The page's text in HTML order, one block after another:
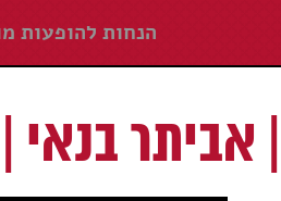
הנחות להופעות
אביתר בנאי